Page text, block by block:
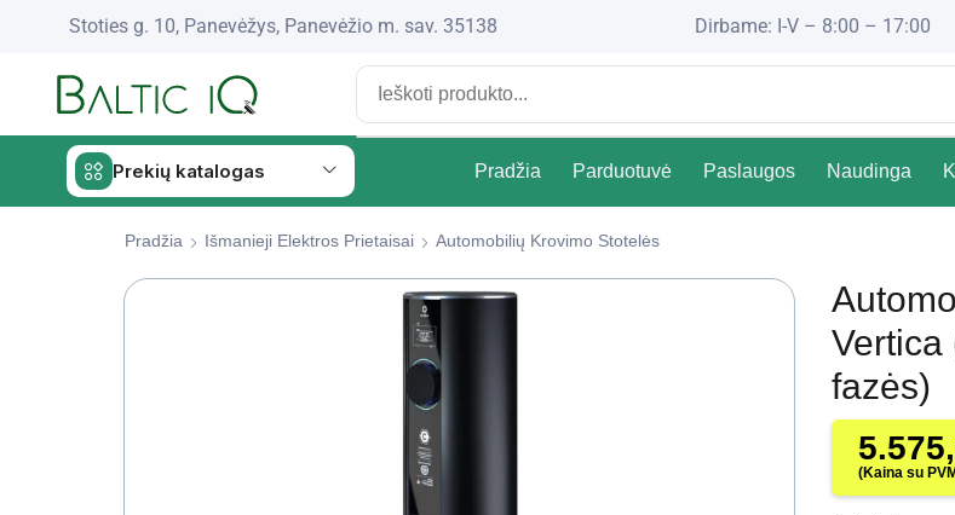
Stoties g. 10, Panevėžys, Panevėžio m. sav. 35138 Dirbame: I-V – 8:00 – 17:00
Prekių katalogas Pradžia Parduotuvė Paslaugos Naudinga
Pradžia Išmanieji Elektros Prietaisai Automobilių Krovimo Stotelės
Vertica
fazės)
(Kaina su